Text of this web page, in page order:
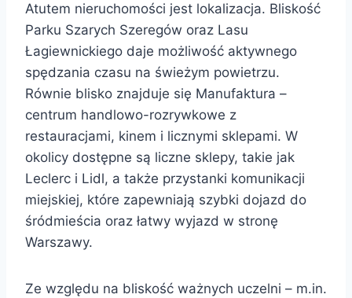
Atutem nieruchomości jest lokalizacja. Bliskość
Parku Szarych Szeregów oraz Lasu
Łagiewnickiego daje możliwość aktywnego
spędzania czasu na świeżym powietrzu.
Równie blisko znajduje się Manufaktura –
centrum handlowo-rozrywkowe z
restauracjami, kinem i licznymi sklepami. W
okolicy dostępne są liczne sklepy, takie jak
Leclerc i Lidl, a także przystanki komunikacji
miejskiej, które zapewniają szybki dojazd do
śródmieścia oraz łatwy wyjazd w stronę
Warszawy.
Ze względu na bliskość ważnych uczelni – m.in.